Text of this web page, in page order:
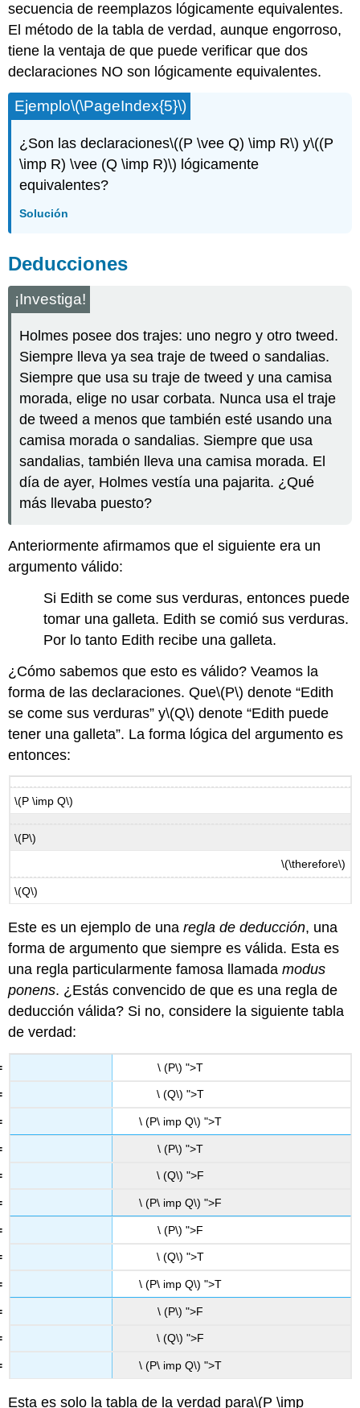
secuencia de reemplazos lógicamente equivalentes.
El método de la tabla de verdad, aunque engorroso,
tiene la ventaja de que puede verificar que dos
declaraciones NO son lógicamente equivalentes.
Ejemplo\(\PageIndex{5}\)
¿Son las declaraciones\((P \vee Q) \imp R\) y\((P
\imp R) \vee (Q \imp R)\) lógicamente
equivalentes?
Solución
Deducciones
¡Investiga!
Holmes posee dos trajes: uno negro y otro tweed.
Siempre lleva ya sea traje de tweed o sandalias.
Siempre que usa su traje de tweed y una camisa
morada, elige no usar corbata. Nunca usa el traje
de tweed a menos que también esté usando una
camisa morada o sandalias. Siempre que usa
sandalias, también lleva una camisa morada. El
día de ayer, Holmes vestía una pajarita. ¿Qué
más llevaba puesto?
Anteriormente afirmamos que el siguiente era un
argumento válido:
Si Edith se come sus verduras, entonces puede
tomar una galleta. Edith se comió sus verduras.
Por lo tanto Edith recibe una galleta.
¿Cómo sabemos que esto es válido? Veamos la
forma de las declaraciones. Que\(P\) denote “Edith
se come sus verduras” y\(Q\) denote “Edith puede
tener una galleta”. La forma lógica del argumento es
entonces:
\(P \imp Q\)
\(P\)
\(\therefore\)
\(Q\)
Este es un ejemplo de unaregla de deducción, una
forma de argumento que siempre es válida. Esta es
una regla particularmente famosa llamadamodus
ponens. ¿Estás convencido de que es una regla de
deducción válida? Si no, considere la siguiente tabla
de verdad:
\ (P\) ">T
\ (Q\) ">T
\ (P\ imp Q\) ">T
\ (P\) ">T
\ (Q\) ">F
\ (P\ imp Q\) ">F
\ (P\) ">F
\ (Q\) ">T
\ (P\ imp Q\) ">T
\ (P\) ">F
\ (Q\) ">F
\ (P\ imp Q\) ">T
Esta es solo la tabla de la verdad para\(P \imp